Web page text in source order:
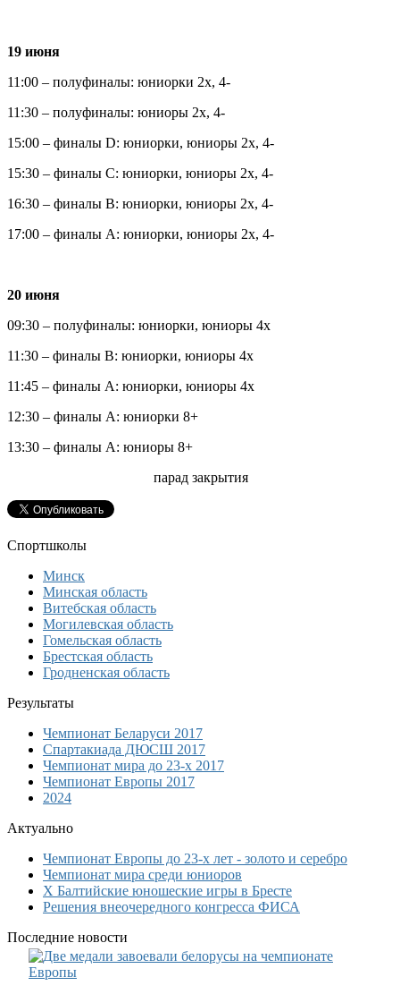
19 июня
11:00 – полуфиналы: юниорки 2х, 4-
11:30 – полуфиналы: юниоры 2х, 4-
15:00 – финалы D: юниорки, юниоры 2х, 4-
15:30 – финалы С: юниорки, юниоры 2х, 4-
16:30 – финалы В: юниорки, юниоры 2х, 4-
17:00 – финалы А: юниорки, юниоры 2х, 4-
20 июня
09:30 – полуфиналы: юниорки, юниоры 4х
11:30 – финалы В: юниорки, юниоры 4х
11:45 – финалы А: юниорки, юниоры 4х
12:30 – финалы А: юниорки 8+
13:30 – финалы А: юниоры 8+
парад закрытия
Спортшколы
Минск
Минская область
Витебская область
Могилевская область
Гомельская область
Брестская область
Гродненская область
Результаты
Чемпионат Беларуси 2017
Спартакиада ДЮСШ 2017
Чемпионат мира до 23-х 2017
Чемпионат Европы 2017
2024
Актуально
Чемпионат Европы до 23-х лет - золото и серебро
Чемпионат мира среди юниоров
Х Балтийские юношеские игры в Бресте
Решения внеочередного конгресса ФИСА
Последние новости